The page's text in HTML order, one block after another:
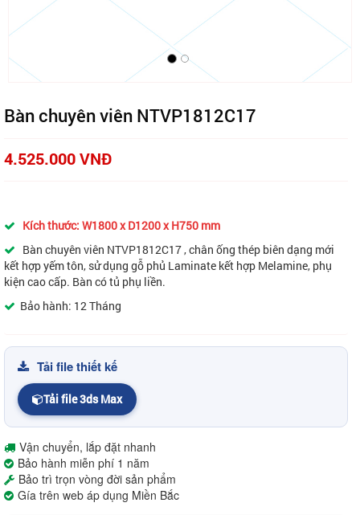
Bàn chuyên viên NTVP1812C17
4.525.000 VNĐ
Kích thước: W1800 x D1200 x H750 mm
Bàn chuyên viên NTVP1812C17 , chân ống thép biên dạng mới
kết hợp yếm tôn, sử dụng gỗ phủ Laminate kết hợp Melamine, phụ
kiện cao cấp. Bàn có tủ phụ liền.
Bảo hành: 12 Tháng
Tải file thiết kế
Tải file 3ds Max
Vận chuyển, lắp đặt nhanh
Bảo hành miễn phí 1 năm
Bảo trì trọn vòng đời sản phẩm
Gía trên web áp dụng Miền Bắc